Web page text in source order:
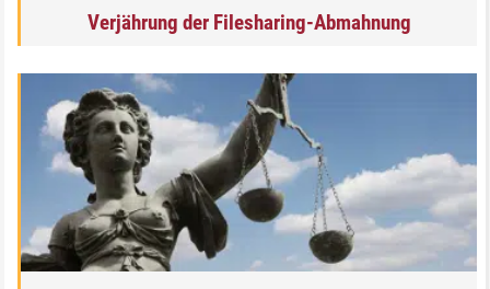
Verjährung der Filesharing-Abmahnung